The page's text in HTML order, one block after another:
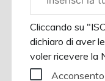
aziendale
Cliccando su
dichiaro di aver
voler ricevere la